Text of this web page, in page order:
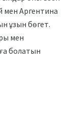
мен Аргентина
ұзын бөгет.
мен
болатын